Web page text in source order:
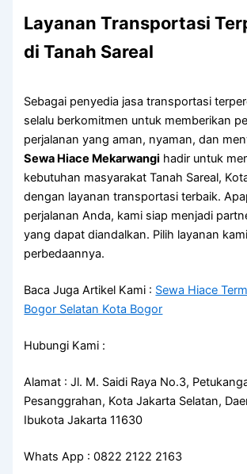
Layanan Transportasi
di Tanah Sareal
Sebagai penyedia jasa transportasi
selalu berkomitmen untuk memberikan
perjalanan yang aman, nyaman, dan
Sewa Hiace Mekarwangi hadir untuk
kebutuhan masyarakat Tanah Sareal,
dengan layanan transportasi terbaik.
perjalanan Anda, kami siap menjadi
yang dapat diandalkan. Pilih layanan
perbedaannya.
Baca Juga Artikel Kami : Sewa Hiace
Bogor Selatan Kota Bogor
Hubungi Kami :
Alamat : Jl. M. Saidi Raya No.3,
Pesanggrahan, Kota Jakarta Selatan,
Ibukota Jakarta 11630
Whats App : 0822 2122 2163